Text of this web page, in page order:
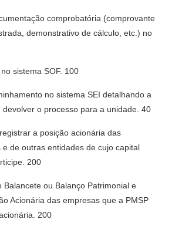
comprobatória (comprovante
demonstrativo de cálculo, etc.) no
sistema SOF. 100
no sistema SEI detalhando a
o processo para a unidade. 40
a posição acionária das
de outras entidades de cujo capital
200
Balancete ou Balanço Patrimonial e
Acionária das empresas que a PMSP
200